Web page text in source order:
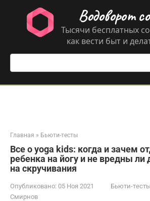
контенту
Водоворот
Тысячи бесплатных
как вести быт и
Поиск:
Главная » Бьюти-тесты
Все о yoga kids: когда и зачем
ребенка на йогу и не вредны ли
на скручивания
Опубликовано: 05 Ноя 2021 Бьюти-тесты
Смирнов